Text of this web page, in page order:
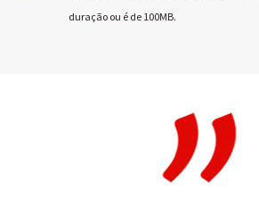
duração ou é de 100MB.